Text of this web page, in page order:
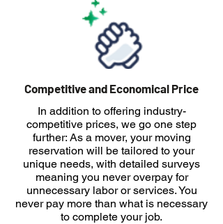
Competitive and Economical Price
In addition to offering industry-
competitive prices, we go one step
further: As a mover, your moving
reservation will be tailored to your
unique needs, with detailed surveys
meaning you never overpay for
unnecessary labor or services. You
never pay more than what is necessary
to complete your job.